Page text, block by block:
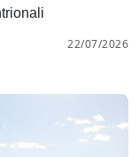
22/07/2026